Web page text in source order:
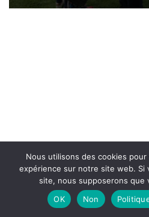
Neve| Propulsé
Nous utilisons des cookies
expérience sur notre site web. Si
site, nous supposerons que
OK
Non